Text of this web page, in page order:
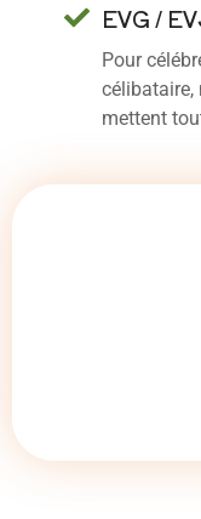
EVG /
Pour
mettent